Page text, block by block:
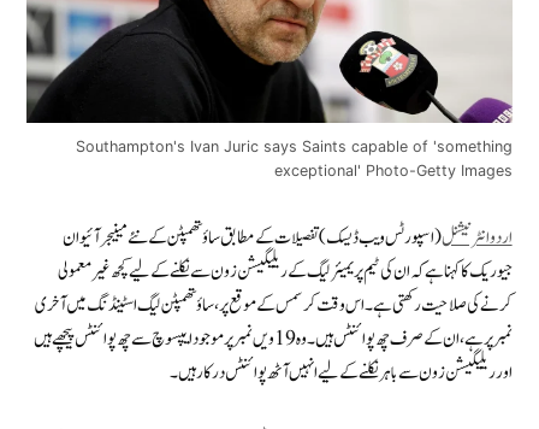
Southampton's Ivan Juric says Saints capable of 'something
exceptional' Photo-Getty Images
اردو انٹرنیشنل(اسپورٹس ویب ڈیسک) تفصیلات کے مطابق ساؤتھمپٹن کے نئے مینیجر آئیوان
جیوریک کا کہنا ہے کہ ان کی ٹیم پریمیئر لیگ کے ریلیگیشن زون سے نکلنے کے لیے کچھ غیر معمولی
کرنے کی صلاحیت رکھتی ہے۔ اس وقت کرسمس کے موقع پر، ساؤتھمپٹن لیگ اسٹینڈنگ میں‌ آخری
نمبر پر ہے، ان کے صرف چھ پوائنٹس ہیں۔ وہ 19 ویں نمبر پر موجود ایپسوچ سے چھ پوائنٹس پیچھے ہیں
اور ریلیگیشن زون سے باہر نکلنے کے لیے انہیں آٹھ پوائنٹس درکار ہیں۔